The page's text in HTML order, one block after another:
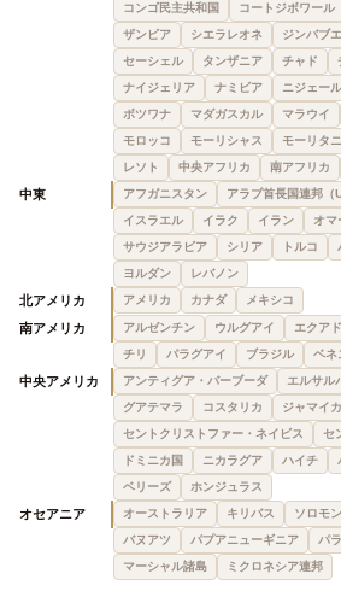
コンゴ民主共和国
コートジボワール
ザンビア
シエラレオネ ジンバブエ
セーシェル
タンザニア チャド
ナイジェリア
ナミビア ニジェール
ボツワナ
マダガスカル マラウイ
モロッコ
モーリシャス モーリタ
レソト
中央アフリカ 南アフリカ
中東 アフガニスタン アラブ首長国連邦（
イスラエル
イラク イラン オマ
サウジアラビア
シリア トルコ
ヨルダン
レバノン
北アメリカ アメリカ カナダ メキシコ
南アメリカ アルゼンチン ウルグアイ エクア
チリ
パラグアイ ブラジル ベネ
中央アメリカ アンティグア・バーブーダ エルサル
グアテマラ
コスタリカ
ジャマイカ
セントクリストファー・ネイビス
セ
ドミニカ国
ニカラグア ハイチ
ベリーズ
ホンジュラス
オセアニア オーストラリア キリバス ソロモ
バヌアツ
パプアニューギニア パ
マーシャル諸島
ミクロネシア連邦